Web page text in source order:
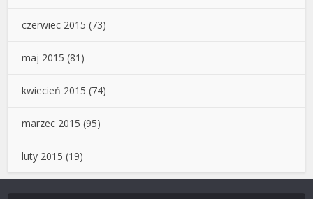
czerwiec 2015 (73)
maj 2015 (81)
kwiecień 2015 (74)
marzec 2015 (95)
luty 2015 (19)